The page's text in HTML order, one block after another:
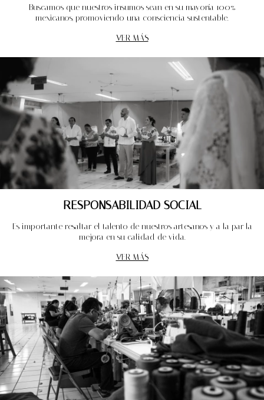
Buscamos que nuestros insumos sean en su mayoría 100%
mexicanos, promoviendo una consciencia sustentable.
VER MÁS
RESPONSABILIDAD SOCIAL
Es importante resaltar el talento de nuestros artesanos y a la par la
mejora en su calidad de vida.
VER MÁS